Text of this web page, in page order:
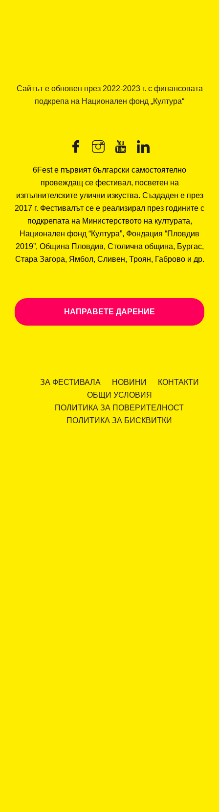
Сайтът е обновен през 2022-2023 г. с финансовата
подкрепа на Национален фонд „Култура“
6Fest е първият български самостоятелно
провеждащ се фестивал, посветен на
изпълнителските улични изкуства. Създаден е през
2017 г. Фестивалът се е реализирал през годините с
подкрепата на Министерството на културата,
Национален фонд “Култура”, Фондация “Пловдив
2019”, Община Пловдив, Столична община, Бургас,
Стара Загора, Ямбол, Сливен, Троян, Габрово и др.
НАПРАВЕТЕ ДАРЕНИЕ
ЗА ФЕСТИВАЛА НОВИНИ
КОНТАКТИ
ОБЩИ УСЛОВИЯ
ПОЛИТИКА ЗА ПОВЕРИТЕЛНОСТ
ПОЛИТИКА ЗА БИСКВИТКИ